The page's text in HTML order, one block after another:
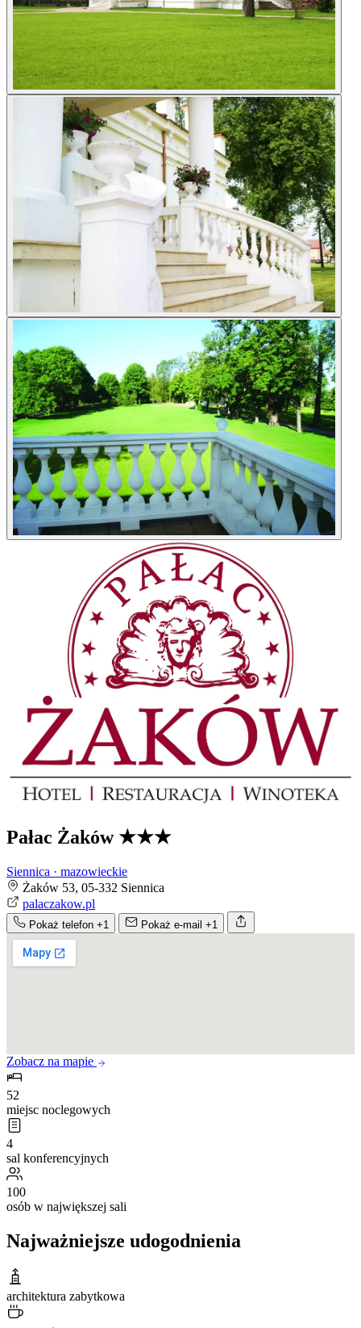
Pałac Żaków ★★★
Siennica · mazowieckie
Żaków 53, 05-332 Siennica
palaczakow.pl
Pokaż telefon +1 Pokaż e-mail +1
Zobacz na mapie
52
miejsc noclegowych
4
sal konferencyjnych
100
osób w największej sali
Najważniejsze udogodnienia
architektura zabytkowa